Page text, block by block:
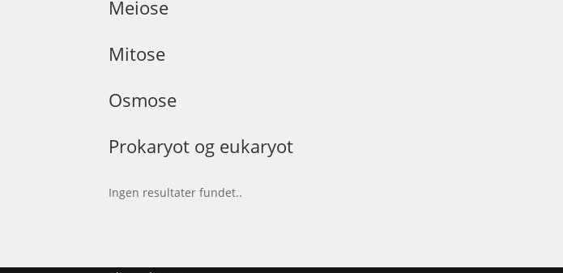
Meiose
Mitose
Osmose
Prokaryot og eukaryot
Ingen resultater fundet..